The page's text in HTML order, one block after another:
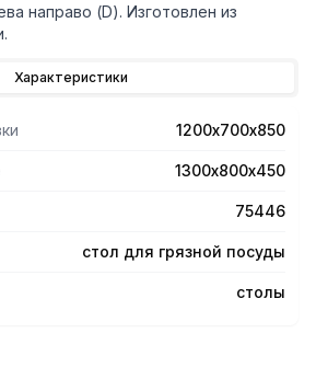
направо (D). Изготовлен из
Характеристики
1200х700х850
1300х800х450
75446
стол для грязной посуды
столы